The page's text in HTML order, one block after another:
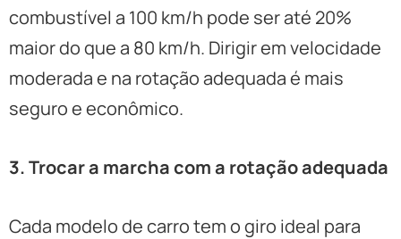
combustível a 100 km/h pode ser até 20%
maior do que a 80 km/h. Dirigir em velocidade
moderada e na rotação adequada é mais
seguro e econômico.
3. Trocar a marcha com a rotação adequada
Cada modelo de carro tem o giro ideal para